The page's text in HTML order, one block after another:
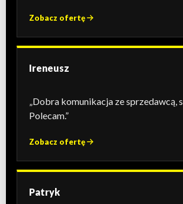
Zobacz ofertę
Ireneusz
„Dobra komunikacja ze sprzedawcą,
Polecam.”
Zobacz ofertę
Patryk